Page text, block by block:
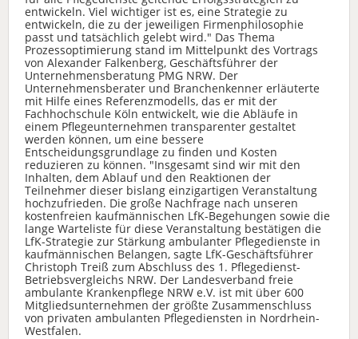
entwickeln. Viel wichtiger ist es, eine Strategie zu
entwickeln, die zu der jeweiligen Firmenphilosophie
passt und tatsächlich gelebt wird." Das Thema
Prozessoptimierung stand im Mittelpunkt des Vortrags
von Alexander Falkenberg, Geschäftsführer der
Unternehmensberatung PMG NRW. Der
Unternehmensberater und Branchenkenner erläuterte
mit Hilfe eines Referenzmodells, das er mit der
Fachhochschule Köln entwickelt, wie die Abläufe in
einem Pflegeunternehmen transparenter gestaltet
werden können, um eine bessere
Entscheidungsgrundlage zu finden und Kosten
reduzieren zu können. "Insgesamt sind wir mit den
Inhalten, dem Ablauf und den Reaktionen der
Teilnehmer dieser bislang einzigartigen Veranstaltung
hochzufrieden. Die große Nachfrage nach unseren
kostenfreien kaufmännischen LfK-Begehungen sowie die
lange Warteliste für diese Veranstaltung bestätigen die
LfK-Strategie zur Stärkung ambulanter Pflegedienste in
kaufmännischen Belangen, sagte LfK-Geschäftsführer
Christoph Treiß zum Abschluss des 1. Pflegedienst-
Betriebsvergleichs NRW. Der Landesverband freie
ambulante Krankenpflege NRW e.V. ist mit über 600
Mitgliedsunternehmen der größte Zusammenschluss
von privaten ambulanten Pflegediensten in Nordrhein-
Westfalen.